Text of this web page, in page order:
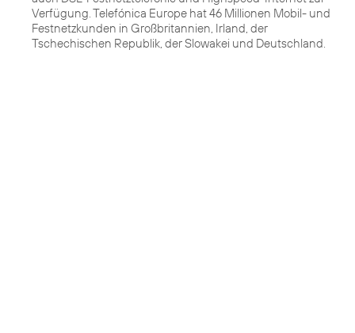
Verfügung. Telefónica Europe hat 46 Millionen Mobil- und
Festnetzkunden in Großbritannien, Irland, der
Tschechischen Republik, der Slowakei und Deutschland.